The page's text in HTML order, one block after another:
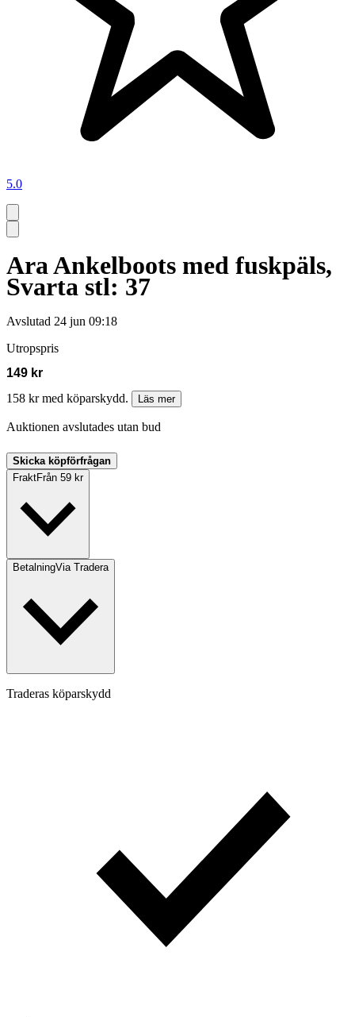
5.0
Ara Ankelboots med fuskpäls,
Svarta stl: 37
Avslutad 24 jun 09:18
Utropspris
149 kr
158 kr med köparskydd.
Läs mer
Auktionen avslutades utan bud
Skicka köpförfrågan
FraktFrån 59 kr
BetalningVia Tradera
Traderas köparskydd